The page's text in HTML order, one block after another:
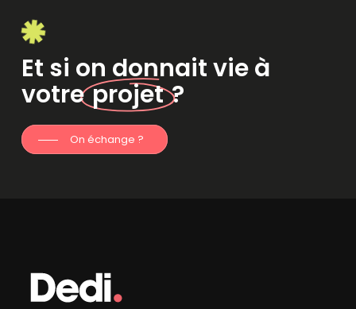
Et si on donnait vie à
votreprojet?
On échange ?